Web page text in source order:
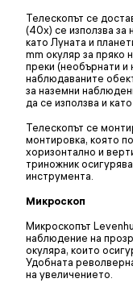
Телескопът се
(40х) се използва
като Луната и
mm окуляр за пряко
преки (необърнати и
наблюдаваните
за наземни
да се използва и
Телескопът се
монтировка, която
хоризонтално и
триножник
инструмента.
Микроскоп
Микроскопът
наблюдение на
окуляра, които
Удобната
на увеличението.